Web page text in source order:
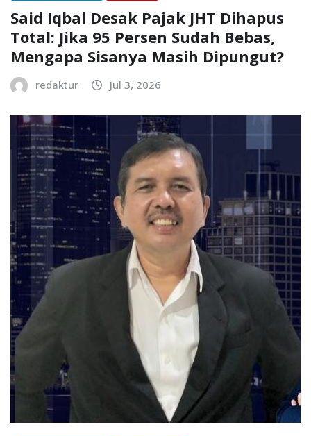
Said Iqbal Desak Pajak JHT Dihapus
Total: Jika 95 Persen Sudah Bebas,
Mengapa Sisanya Masih Dipungut?
redaktur Jul 3, 2026